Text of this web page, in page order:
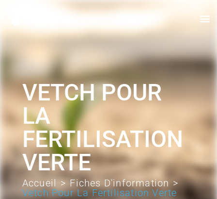
VETCH POUR
LA
FERTILISATION
VERTE
Accueil > Fiches D'information >
Vetch Pour La Fertilisation Verte